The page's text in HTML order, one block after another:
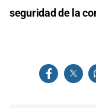
seguridad de la